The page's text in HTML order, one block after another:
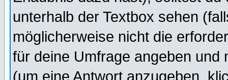
unterhalb der Textbox sehen
möglicherweise nicht die
für deine Umfrage angeben und
(um eine Antwort anzugeben,